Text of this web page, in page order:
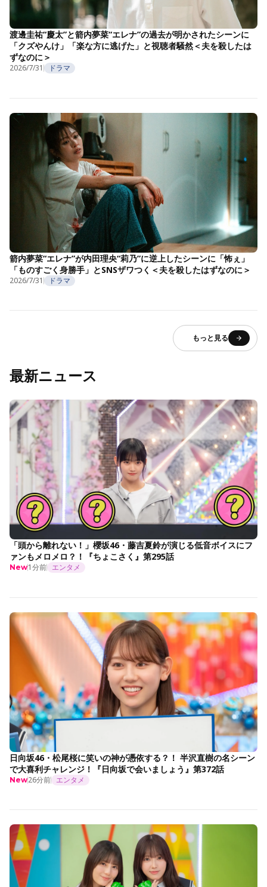
渡邊圭祐“慶太”と箭内夢菜“エレナ”の過去が明かされたシーンに
「クズやんけ」「楽な方に逃げた」と視聴者騒然＜夫を殺したは
ずなのに＞
2026/7/31 ドラマ
箭内夢菜“エレナ”が内田理央“莉乃”に逆上したシーンに「怖ぇ」
「ものすごく身勝手」とSNSザワつく＜夫を殺したはずなのに＞
2026/7/31 ドラマ
もっと見る
最新ニュース
「頭から離れない！」櫻坂46・藤吉夏鈴が演じる低音ボイスにフ
ァンもメロメロ？！『ちょこさく』第295話
New1分前 エンタメ
日向坂46・松尾桜に笑いの神が憑依する？！ 半沢直樹の名シーン
で大喜利チャレンジ！『日向坂で会いましょう』第372話
New26分前 エンタメ